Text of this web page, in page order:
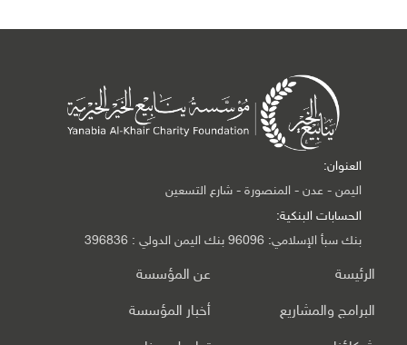
العنوان:
اليمن - عدن - المنصورة - شارع التسعين
الحسابات البنكية:
بنك سبأ الإسلامي: 96096 بنك اليمن الدولي : 396836
الرئيسة عن المؤسسة
البرامج والمشاريع أخبار المؤسسة